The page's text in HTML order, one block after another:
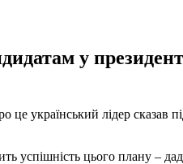
у
український лідер сказав
успішність цього плану –